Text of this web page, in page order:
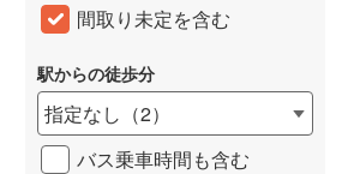
間取り未定を含む
駅からの徒歩分
指定なし （2）
バス乗車時間も含む